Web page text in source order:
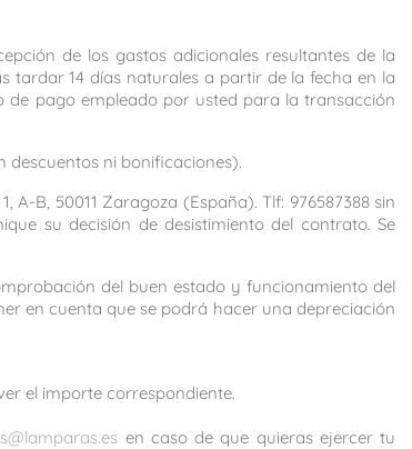
de los gastos adicionales resultantes de la
tardar 14 días naturales a partir de la fecha en la
de pago empleado por usted para la transacción
descuentos ni bonificaciones).
B, 50011 Zaragoza (España). Tlf: 976587388 sin
su decisión de desistimiento del contrato. Se
del buen estado y funcionamiento del
en cuenta que se podrá hacer una depreciación
el importe correspondiente.
en caso de que quieras ejercer tu